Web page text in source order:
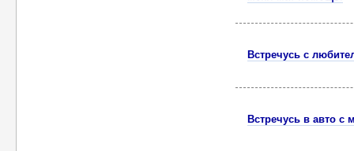
Встречусь с
Встречусь в авто